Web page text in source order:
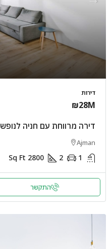
דירות
₪28M
דירה מרווחת עם חניה לנופש
Ajman
1
2
2800
Sq Ft
התקשר